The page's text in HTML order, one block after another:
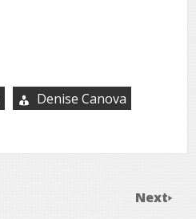
Denise Canova
Next